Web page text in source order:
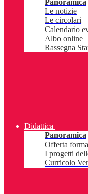
Panoramica
Le notizie
Le circolari
Calendario
Albo online
Rassegna
Didattica
Panoramica
Offerta
I progetti
Curricolo